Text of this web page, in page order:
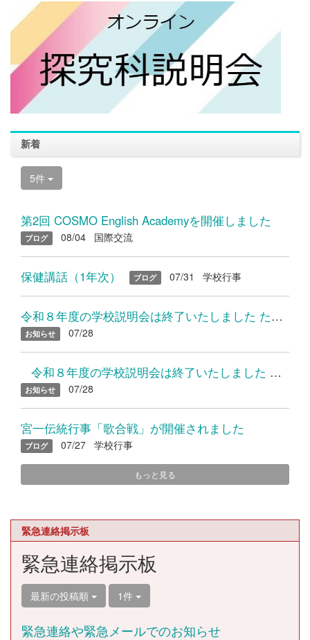
新着
5件
第2回 COSMO English Academyを開催しました
ブログ 08/04 国際交流
保健講話（1年次） ブログ 07/31 学校行事
令和８年度の学校説明会は終了いたしました たくさんのご参加あり...
お知らせ 07/28
令和８年度の学校説明会は終了いたしました たくさんのご参加...
お知らせ 07/28
宮一伝統行事「歌合戦」が開催されました
ブログ 07/27 学校行事
もっと見る
緊急連絡掲示板
緊急連絡掲示板
最新の投稿順 1件
緊急連絡や緊急メールでのお知らせ